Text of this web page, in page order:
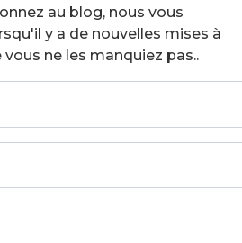
au blog, nous vous
y a de nouvelles mises à
ne les manquiez pas..